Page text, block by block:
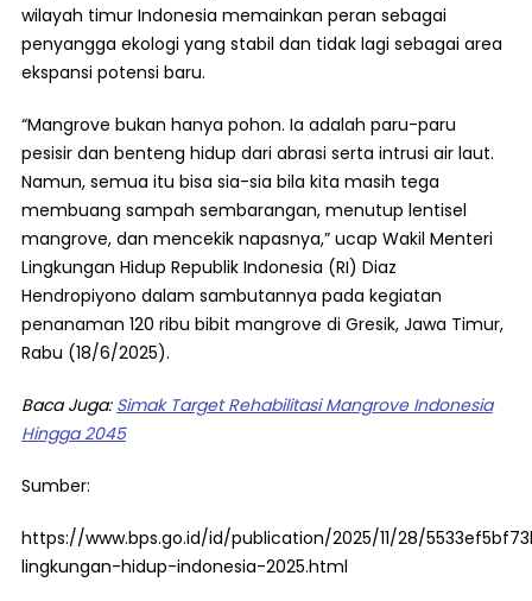
wilayah timur Indonesia memainkan peran sebagai
penyangga ekologi yang stabil dan tidak lagi sebagai area
ekspansi potensi baru.
“Mangrove bukan hanya pohon. Ia adalah paru-paru
pesisir dan benteng hidup dari abrasi serta intrusi air laut.
Namun, semua itu bisa sia-sia bila kita masih tega
membuang sampah sembarangan, menutup lentisel
mangrove, dan mencekik napasnya,” ucap Wakil Menteri
Lingkungan Hidup Republik Indonesia (RI) Diaz
Hendropiyono dalam sambutannya pada kegiatan
penanaman 120 ribu bibit mangrove di Gresik, Jawa Timur,
Rabu (18/6/2025).
Baca Juga: Simak Target Rehabilitasi Mangrove Indonesia
Hingga 2045
Sumber:
https://www.bps.go.id/id/publication/2025/11/28/
lingkungan-hidup-indonesia-2025.html